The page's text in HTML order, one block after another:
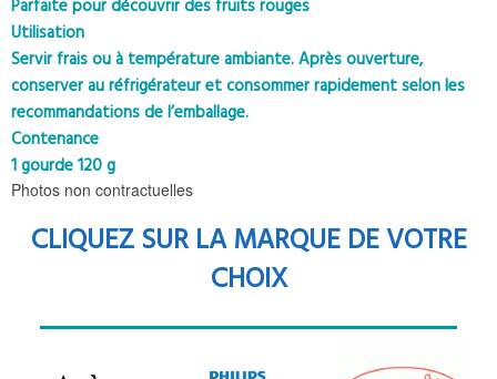
Parfaite pour découvrir des fruits rouges
Utilisation
Servir frais ou à température ambiante. Après ouverture,
conserver au réfrigérateur et consommer rapidement selon les
recommandations de l’emballage.
Contenance
1 gourde 120 g
Photos non contractuelles
CLIQUEZ SUR LA MARQUE DE VOTRE
CHOIX